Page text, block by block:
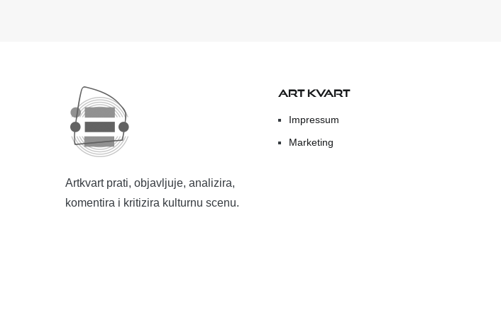
Artkvart prati, objavljuje, analizira,
komentira i kritizira kulturnu scenu.
ART KVART
Impressum
Marketing